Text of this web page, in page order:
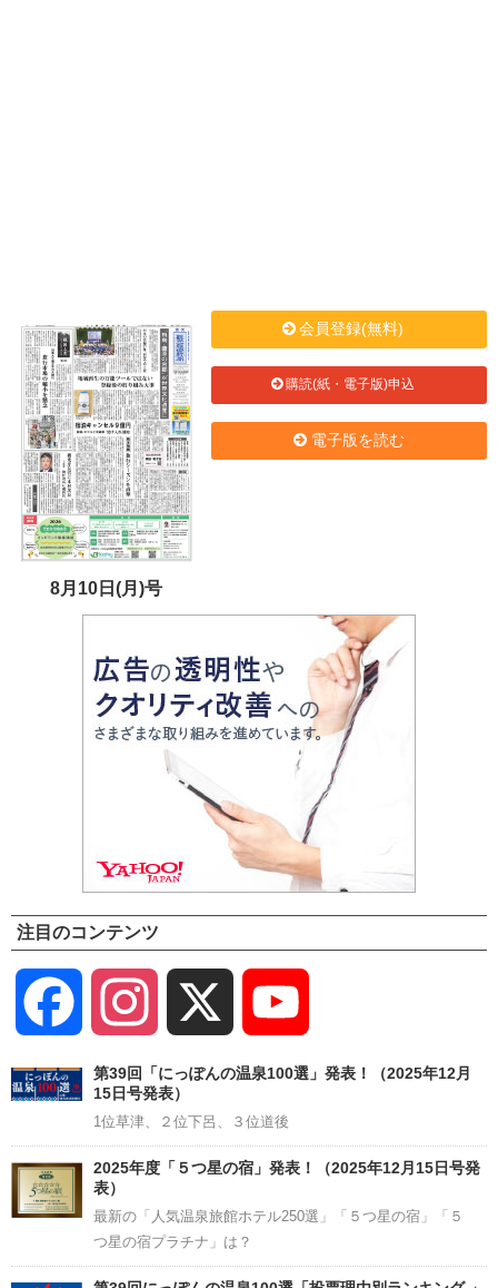
8月10日(月)号
会員登録(無料)
購読(紙・電子版)申込
電子版を読む
注目のコンテンツ
Facebook Instagram
Channel
第39回「にっぽんの温泉100選」発表！（2025年12月
15日号発表）
1位草津、２位下呂、３位道後
2025年度「５つ星の宿」発表！（2025年12月15日号発
表）
最新の「人気温泉旅館ホテル250選」「５つ星の宿」「５
つ星の宿プラチナ」は？